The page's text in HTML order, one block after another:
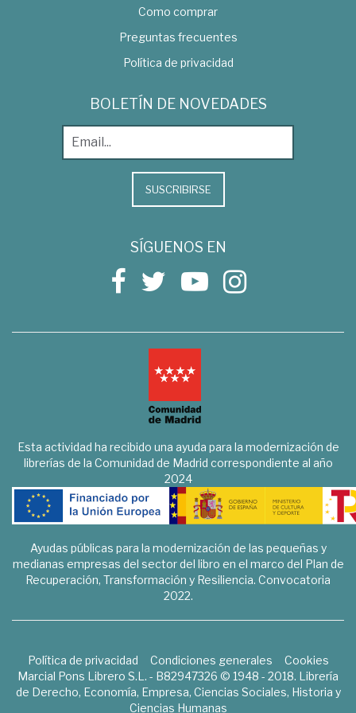
Como comprar
Preguntas frecuentes
Política de privacidad
BOLETÍN DE NOVEDADES
SUSCRIBIRSE
SÍGUENOS EN
Esta actividad ha recibido una ayuda para la modernización de
librerías de la Comunidad de Madrid correspondiente al año
2024
Ayudas públicas para la modernización de las pequeñas y
medianas empresas del sector del libro en el marco del Plan de
Recuperación, Transformación y Resiliencia. Convocatoria
2022.
Política de privacidad Condiciones generales
Cookies
Marcial Pons Librero S.L. - B82947326 © 1948 - 2018. Librería
de Derecho, Economía, Empresa, Ciencias Sociales, Historia y
Ciencias Humanas